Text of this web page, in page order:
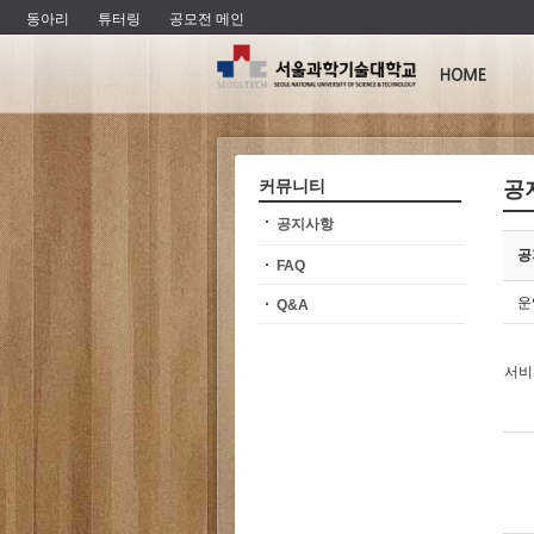
동아리 튜터링 공모전 메인
공
서
커뮤니티
공지사항
FAQ
Q&A